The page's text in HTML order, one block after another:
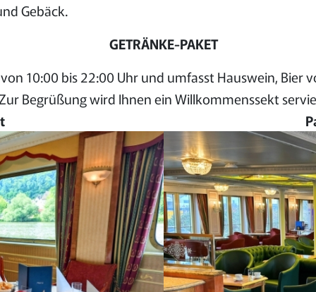
Gebäck.
GETRÄNKE-PAKET
10:00 bis 22:00 Uhr und umfasst Hauswein, Bier
Begrüßung wird Ihnen ein Willkommenssekt